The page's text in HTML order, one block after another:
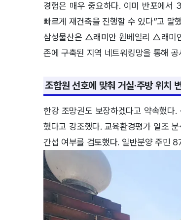
경험은 매우 중요하다. 이미 반포에서
빠르게 재건축을 진행할 수 있다”고 말
삼성물산은 △래미안 원베일리 △래미
존에 구축된 지역 네트워킹망을 통해
조합원 선호에 맞춰 거실·주방 위치
한강 조망권도 보장하겠다고 약속했다
했다고 강조했다. 교육환경평가 일조
간섭 여부를 검토했다. 일반분양 주민